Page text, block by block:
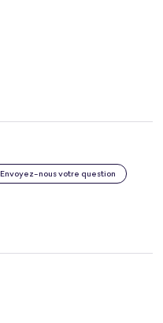
Envoyez-nous votre question